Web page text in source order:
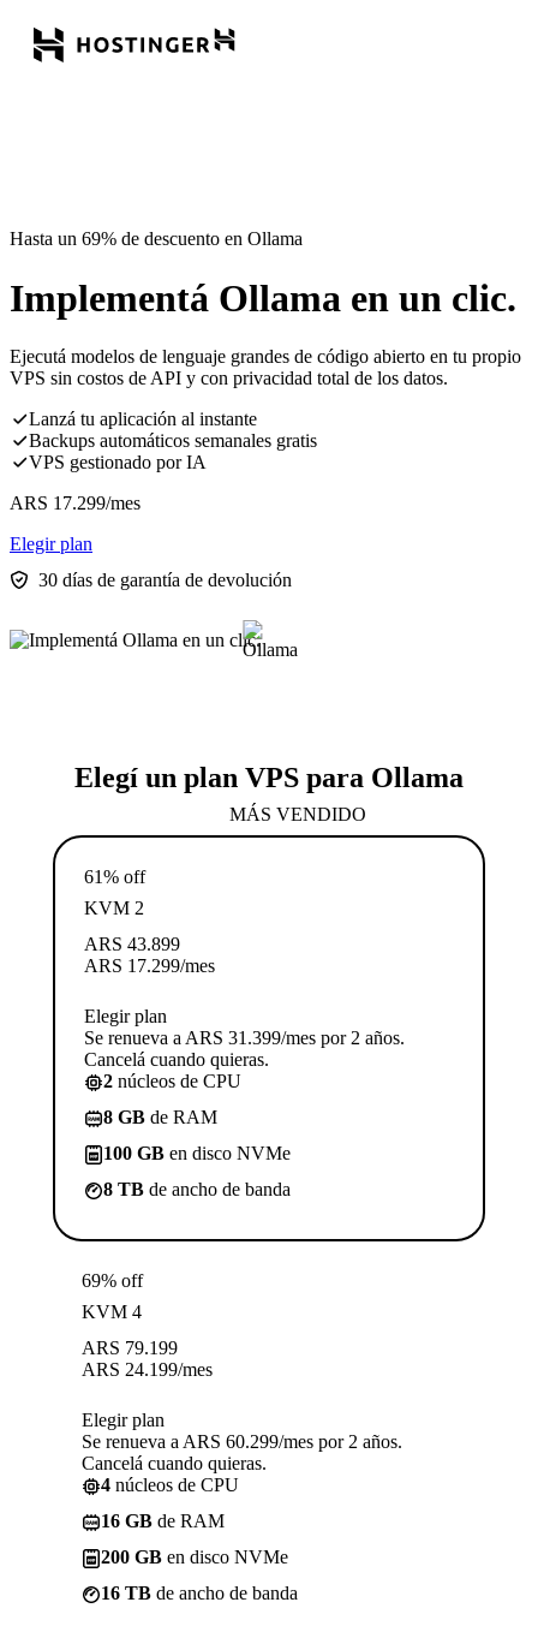
Hasta un 69% de descuento en Ollama
Implementá Ollama en un clic.
Ejecutá modelos de lenguaje grandes de código abierto en tu propio
VPS sin costos de API y con privacidad total de los datos.
Lanzá tu aplicación al instante
Backups automáticos semanales gratis
VPS gestionado por IA
ARS 17.299/mes
Elegir plan
30 días de garantía de devolución
Elegí un plan VPS para Ollama
MÁS VENDIDO
61% off
KVM 2
ARS 43.899
ARS 17.299/mes
Elegir plan
Se renueva a ARS 31.399/mes por 2 años.
Cancelá cuando quieras.
2 núcleos de CPU
8 GB de RAM
100 GB en disco NVMe
8 TB de ancho de banda
69% off
KVM 4
ARS 79.199
ARS 24.199/mes
Elegir plan
Se renueva a ARS 60.299/mes por 2 años.
Cancelá cuando quieras.
4 núcleos de CPU
16 GB de RAM
200 GB en disco NVMe
16 TB de ancho de banda